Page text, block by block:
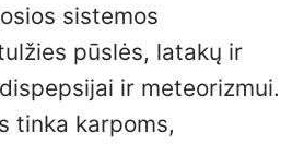
sistemos
pūslės, latakų ir
ir meteorizmui.
tinka karpoms,